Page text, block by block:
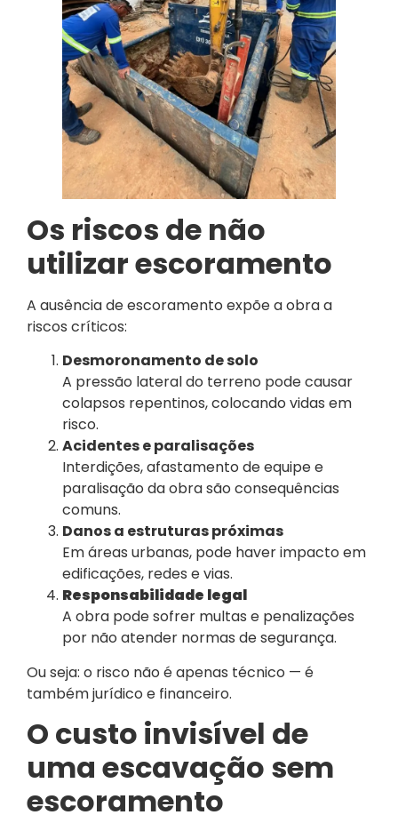
Os riscos de não
utilizar escoramento
A ausência de escoramento expõe a obra a
riscos críticos:
Desmoronamento de solo
A pressão lateral do terreno pode causar
colapsos repentinos, colocando vidas em
risco.
Acidentes e paralisações
Interdições, afastamento de equipe e
paralisação da obra são consequências
comuns.
Danos a estruturas próximas
Em áreas urbanas, pode haver impacto em
edificações, redes e vias.
Responsabilidade legal
A obra pode sofrer multas e penalizações
por não atender normas de segurança.
Ou seja: o risco não é apenas técnico — é
também jurídico e financeiro.
O custo invisível de
uma escavação sem
escoramento